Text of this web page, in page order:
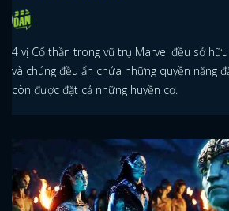
4 vị Cổ thần trong vũ trụ Marvel đều sở
và chúng đều ẩn chứa những quyền năng
còn được đặt cả những huyền cơ.